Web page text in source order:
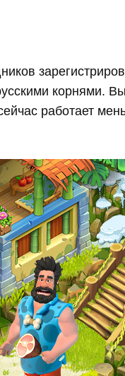
корнями.
работает